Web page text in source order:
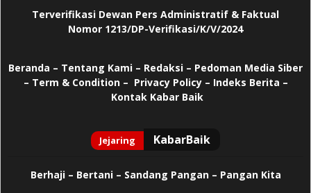
Terverifikasi Dewan Pers Administratif & Faktual
Nomor 1213/DP-Verifikasi/K/V/2024
Beranda – Tentang Kami – Redaksi – Pedoman Media Siber
– Term & Condition – Privacy Policy– Indeks Berita –
Kontak Kabar Baik
Berhaji– Bertani – Sandang Pangan – Pangan Kita